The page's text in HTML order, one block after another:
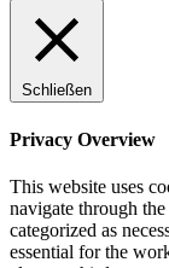
Schließen
Privacy Overview
This website uses
navigate through
categorized as
essential for the